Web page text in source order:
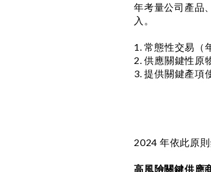
年考量公司產品
入。
1. 常態性交易（
2. 供應關鍵性原
3. 提供關鍵產項
2024 年依此原
高風險關鍵供應